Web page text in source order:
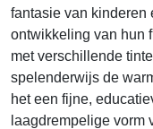
fantasie van kinderen
ontwikkeling van hun
met verschillende
spelenderwijs de
het een fijne,
laagdrempelige vorm